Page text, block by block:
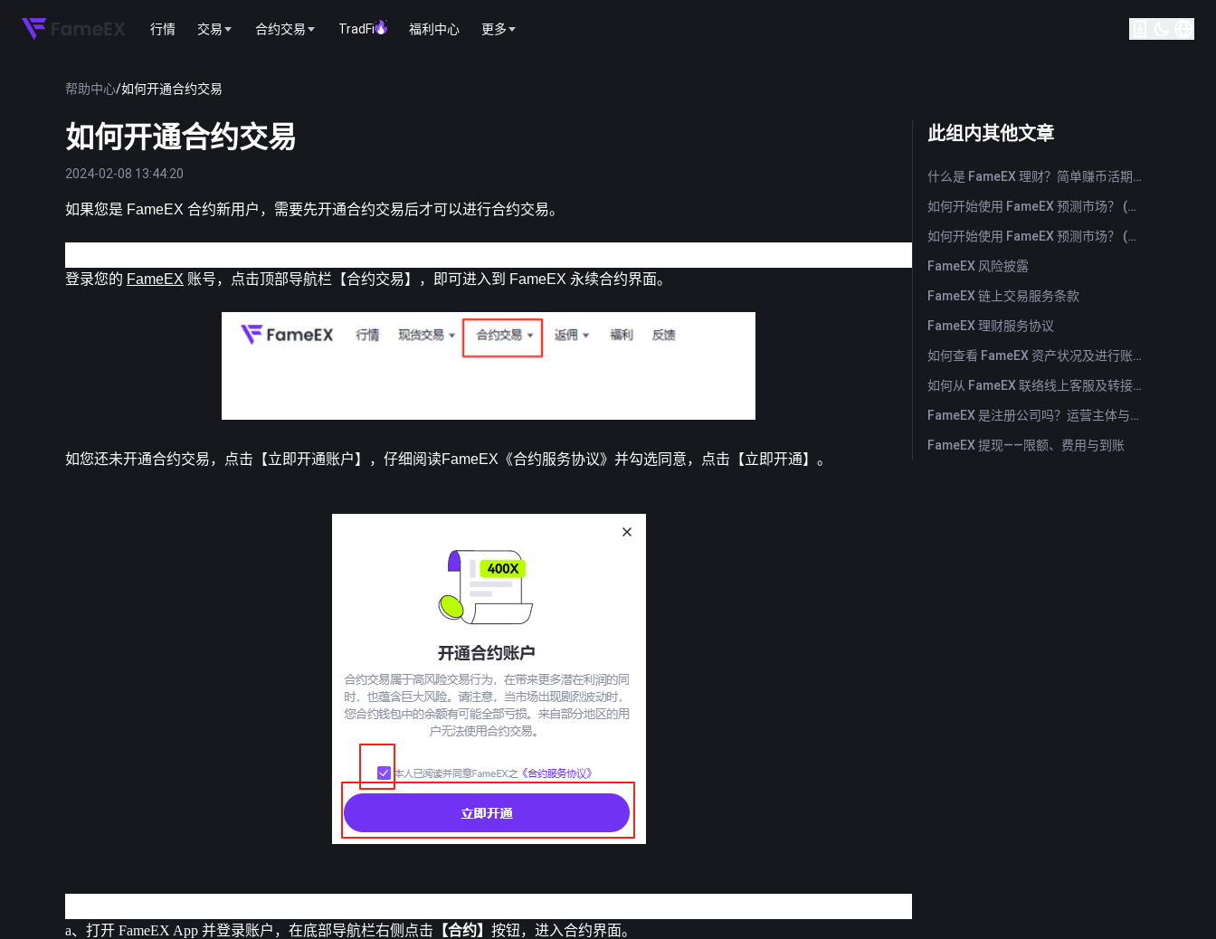
行情 交易 合约交易 TradFi 福利中心 更多
帮助中心/如何开通合约交易
如何开通合约交易
2024-02-08 13:44:20
如果您是 FameEX 合约新用户，需要先开通合约交易后才可以进行合约交易。
登录您的 FameEX 账号，点击顶部导航栏【合约交易】，即可进入到 FameEX 永续合约界面。
如您还未开通合约交易，点击【立即开通账户】，仔细阅读FameEX《合约服务协议》并勾选同意，点击【立即开通】。
a、打开 FameEX App 并登录账户，在底部导航栏右侧点击 【合约】 按钮，进入合约界面。
此组内其他文章
什么是 FameEX 理财？简单赚币活期与定期产品介绍
如何开始使用 FameEX 预测市场？ (App)
如何开始使用 FameEX 预测市场？ (Web)
FameEX 风险披露
FameEX 链上交易服务条款
FameEX 理财服务协议
如何查看 FameEX 资产状况及进行账户划转？ （App）
如何从 FameEX 联络线上客服及转接人工客服？
FameEX 是注册公司吗？运营主体与注册信息
FameEX 提现——限额、费用与到账